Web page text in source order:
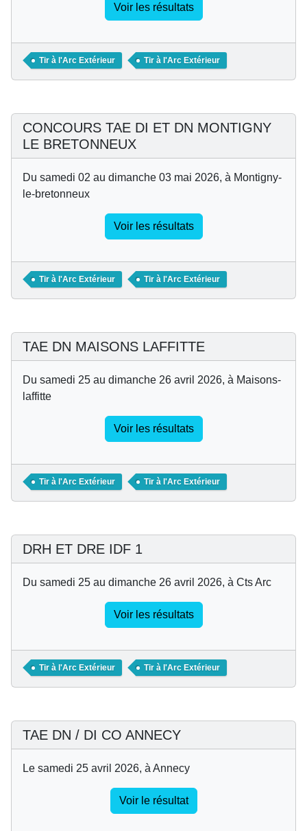
Voir les résultats
Tir à l'Arc Extérieur Tir à l'Arc Extérieur
CONCOURS TAE DI ET DN MONTIGNY
LE BRETONNEUX
Du samedi 02 au dimanche 03 mai 2026, à Montigny-
le-bretonneux
Voir les résultats
Tir à l'Arc Extérieur Tir à l'Arc Extérieur
TAE DN MAISONS LAFFITTE
Du samedi 25 au dimanche 26 avril 2026, à Maisons-
laffitte
Voir les résultats
Tir à l'Arc Extérieur Tir à l'Arc Extérieur
DRH ET DRE IDF 1
Du samedi 25 au dimanche 26 avril 2026, à Cts Arc
Voir les résultats
Tir à l'Arc Extérieur Tir à l'Arc Extérieur
TAE DN / DI CO ANNECY
Le samedi 25 avril 2026, à Annecy
Voir le résultat